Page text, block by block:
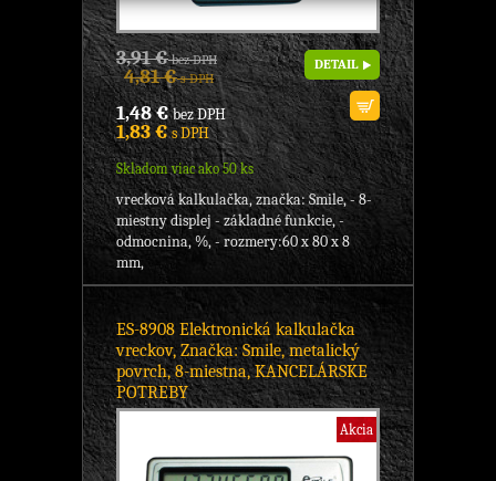
3,91 €bez DPH
4,81 €s DPH
1,48 €bez DPH
1,83 €s DPH
Skladom viac ako 50 ks
DETAIL
vrecková kalkulačka, značka: Smile, - 8-
miestny displej - základné funkcie, -
odmocnina, %, - rozmery:60 x 80 x 8
mm,
ES-8908 Elektronická kalkulačka
vreckov, Značka: Smile, metalický
povrch, 8-miestna, KANCELÁRSKE
POTREBY
Akcia